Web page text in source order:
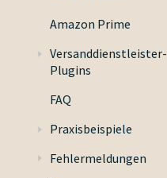
Amazon Prime
Versanddienstleister-
Plugins
FAQ
Praxisbeispiele
Fehlermeldungen